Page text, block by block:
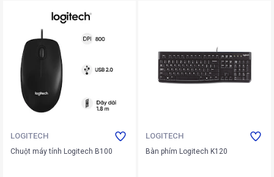
LOGITECH
Chuột máy tính Logitech B100
LOGITECH
Bàn phím Logitech K120